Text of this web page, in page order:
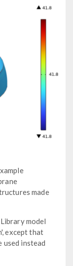
made
model
except that
used instead